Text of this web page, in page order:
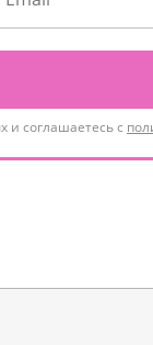
и соглашаетесь с